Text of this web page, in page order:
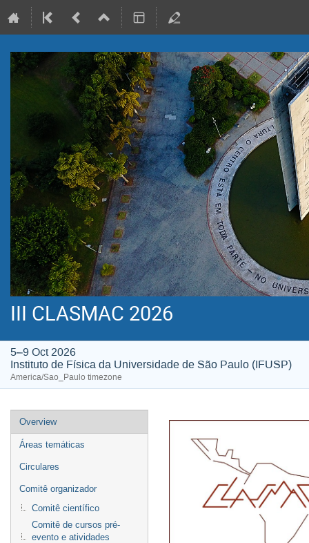
III CLASMAC 2026
5–9 Oct 2026
Instituto de Física da Universidade de São Paulo (IFUSP)
America/Sao_Paulo timezone
Event
menu
Overview
Áreas temáticas
Circulares
Comitê organizador
Comitê científico
Comitê de cursos pré-
evento e atividades